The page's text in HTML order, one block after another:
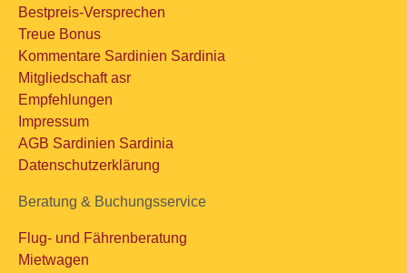
Bestpreis-Versprechen
Treue Bonus
Kommentare Sardinien Sardinia
Mitgliedschaft asr
Empfehlungen
Impressum
AGB Sardinien Sardinia
Datenschutzerklärung
Beratung & Buchungsservice
Flug- und Fährenberatung
Mietwagen